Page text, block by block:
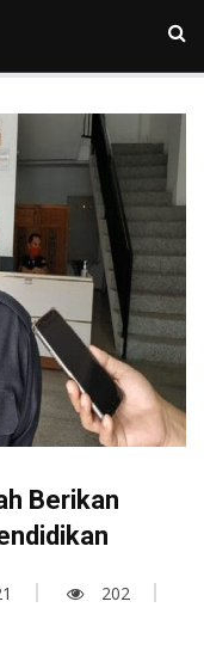
Berikan
202